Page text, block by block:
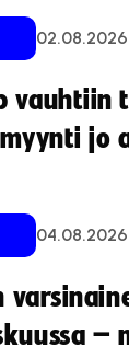
02.08.2026
vauhtiin
jo
04.08.2026
–